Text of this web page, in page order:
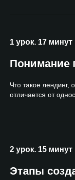
1 урок. 17 минут
Понимание
Что такое лендинг,
отличается от
2 урок. 15 минут
Этапы